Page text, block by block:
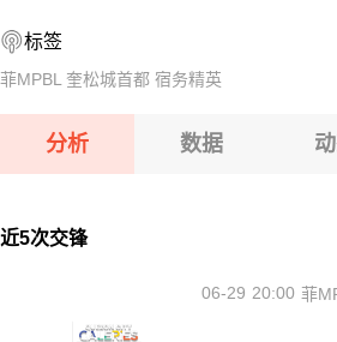
08-07 【国际赛女】 中国女篮VS
08-07 【欧锦U16A】 西班牙
标签
菲MPBL 奎松城首都 宿务精英
分析 数据
近5次交锋
20:00
06-29 菲